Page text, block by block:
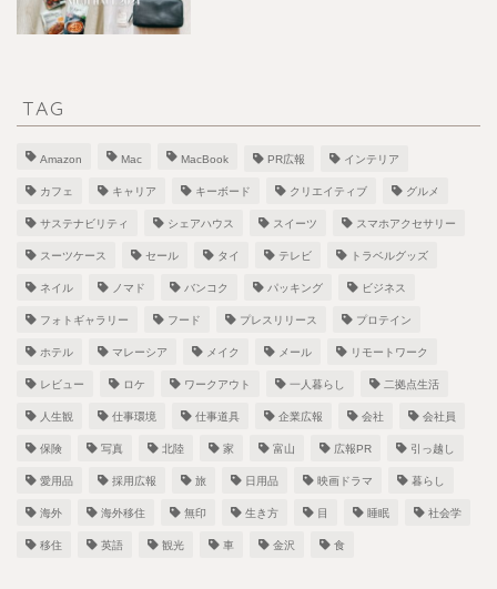
TAG
Amazon Mac MacBook PR広報 インテリア
カフェ キャリア キーボード クリエイティブ グルメ
サステナビリティ シェアハウス スイーツ スマホアクセサリー
スーツケース セール タイ テレビ トラベルグッズ
ネイル ノマド バンコク パッキング ビジネス
フォトギャラリー フード プレスリリース プロテイン
ホテル マレーシア メイク メール リモートワーク
レビュー ロケ ワークアウト 一人暮らし 二拠点生活
人生観 仕事環境 仕事道具 企業広報 会社 会社員
保険 写真 北陸 家 富山 広報PR 引っ越し
愛用品 採用広報 旅 日用品 映画ドラマ 暮らし
海外 海外移住 無印 生き方 目 睡眠 社会学
移住 英語 観光 車 金沢 食